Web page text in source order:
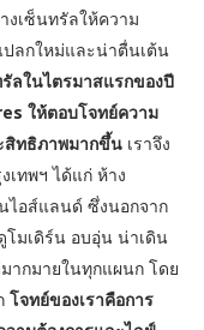
งเซ็นทรัลให้ความ
ลกใหม่และน่าตื่นเต้น
ลในไตรมาสแรกของปี
ให้ตอบโจทย์ความ
สิทธิภาพมากขึ้น เราจึง
ทพฯ ได้แก่ ห้าง
ไอส์แลนด์ ซึ่งนอกจาก
มเดิร์น อบอุ่น น่าเดิน
ากมายในทุกแผนก โดย
โจทย์ของเราคือการ